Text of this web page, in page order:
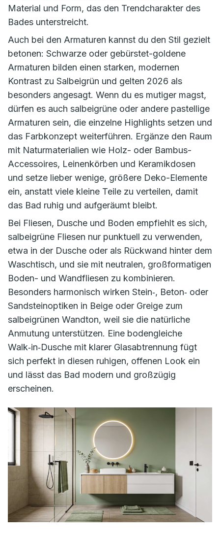
Material und Form, das den Trendcharakter des
Bades unterstreicht.
Auch bei den Armaturen kannst du den Stil gezielt
betonen: Schwarze oder gebürstet-goldene
Armaturen bilden einen starken, modernen
Kontrast zu Salbeigrün und gelten 2026 als
besonders angesagt. Wenn du es mutiger magst,
dürfen es auch salbeigrüne oder andere pastellige
Armaturen sein, die einzelne Highlights setzen und
das Farbkonzept weiterführen. Ergänze den Raum
mit Naturmaterialien wie Holz- oder Bambus-
Accessoires, Leinenkörben und Keramikdosen
und setze lieber wenige, größere Deko-Elemente
ein, anstatt viele kleine Teile zu verteilen, damit
das Bad ruhig und aufgeräumt bleibt.
Bei Fliesen, Dusche und Boden empfiehlt es sich,
salbeigrüne Fliesen nur punktuell zu verwenden,
etwa in der Dusche oder als Rückwand hinter dem
Waschtisch, und sie mit neutralen, großformatigen
Boden- und Wandfliesen zu kombinieren.
Besonders harmonisch wirken Stein‑, Beton‑ oder
Sandsteinoptiken in Beige oder Greige zum
salbeigrünen Wandton, weil sie die natürliche
Anmutung unterstützen. Eine bodengleiche
Walk‑in‑Dusche mit klarer Glasabtrennung fügt
sich perfekt in diesen ruhigen, offenen Look ein
und lässt das Bad modern und großzügig
erscheinen.